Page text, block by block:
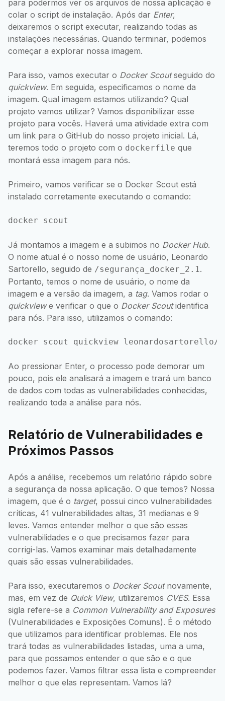
para podermos ver os arquivos de nossa aplicação e
colar o script de instalação. Após dar Enter,
deixaremos o script executar, realizando todas as
instalações necessárias. Quando terminar, podemos
começar a explorar nossa imagem.
Para isso, vamos executar o Docker Scoutseguido do
quickview. Em seguida, especificamos o nome da
imagem. Qual imagem estamos utilizando? Qual
projeto vamos utilizar? Vamos disponibilizar esse
projeto para vocês. Haverá uma atividade extra com
um link para o GitHub do nosso projeto inicial. Lá,
teremos todo o projeto com o dockerfile que
montará essa imagem para nós.
Primeiro, vamos verificar se o Docker Scout está
instalado corretamente executando o comando:
Já montamos a imagem e a subimos no Docker Hub.
O nome atual é o nosso nome de usuário, Leonardo
Sartorello, seguido de /segurança_docker_2.1.
Portanto, temos o nome de usuário, o nome da
imagem e a versão da imagem, a tag. Vamos rodar o
quickviewe verificar o que o Docker Scoutidentifica
para nós. Para isso, utilizamos o comando:
Ao pressionar Enter, o processo pode demorar um
pouco, pois ele analisará a imagem e trará um banco
de dados com todas as vulnerabilidades conhecidas,
realizando toda a análise para nós.
Relatório de Vulnerabilidades e
Próximos Passos
Após a análise, recebemos um relatório rápido sobre
a segurança da nossa aplicação. O que temos? Nossa
imagem, que é o target, possui cinco vulnerabilidades
críticas, 41 vulnerabilidades altas, 31 medianas e 9
leves. Vamos entender melhor o que são essas
vulnerabilidades e o que precisamos fazer para
corrigi-las. Vamos examinar mais detalhadamente
quais são essas vulnerabilidades.
Para isso, executaremos o Docker Scoutnovamente,
mas, em vez de Quick View, utilizaremos CVES. Essa
sigla refere-se a Common Vulnerability and Exposures
(Vulnerabilidades e Exposições Comuns). É o método
que utilizamos para identificar problemas. Ele nos
trará todas as vulnerabilidades listadas, uma a uma,
para que possamos entender o que são e o que
podemos fazer. Vamos filtrar essa lista e compreender
melhor o que elas representam. Vamos lá?